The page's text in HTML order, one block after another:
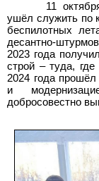
11
ушёл служить по
беспилотных
десантно-
2023 года
строй – туда,
2024 года
и
добросовестно